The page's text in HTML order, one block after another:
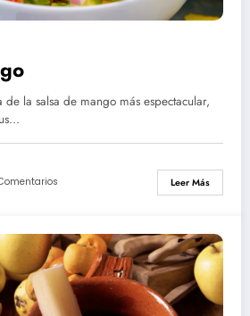
de la salsa de mango más espectacular,
Leer Más